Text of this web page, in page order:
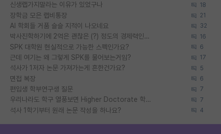
신생랩가지말라는 이유가 있었구나 18
장학금 모은 랩비통장 21
AI 학회들 거품 슬슬 지적이 나오네요 32
박사진학하기에 2억은 괜찮은 (?) 정도의 경제력인가요 16
SPK 대학원 현실적으로 가능한 스펙인가요? 6
근데 여기는 왜 그렇게 SPK를 물어보는거임? 17
석사가 1저자 논문 가져가는게 흔한건가요? 5
면접 복장 6
편입생 학부연구생 질문 7
우리나라도 학구 열풍보면 Higher Doctorate 학위가 필요하다고 봅니다. 7
석사 1학기부터 원래 논문 작성을 하나요? 4